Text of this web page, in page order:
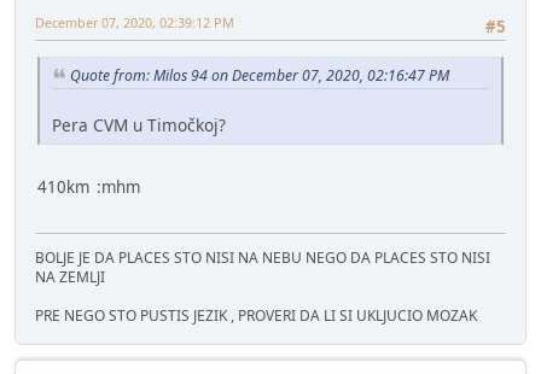
#5
December 07, 2020, 02:39:12 PM
Quote from: Milos 94 on December 07, 2020, 02:16:47 PM
Pera CVM u Timočkoj?
410km :mhm
BOLJE JE DA PLACES STO NISI NA NEBU NEGO DA PLACES STO NISI
NA ZEMLJI
PRE NEGO STO PUSTIS JEZIK , PROVERI DA LI SI UKLJUCIO MOZAK